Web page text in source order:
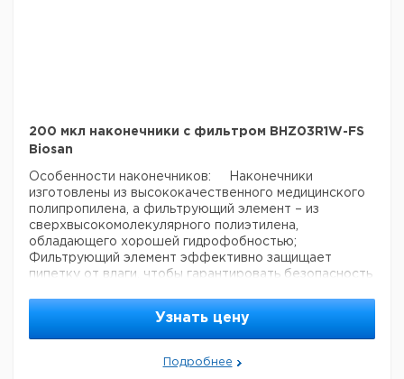
200 мкл наконечники с фильтром BHZ03R1W-FS
Biosan
Особенности наконечников: Наконечники
изготовлены из высококачественного медицинского
полипропилена, а фильтрующий элемент – из
сверхвысокомолекулярного полиэтилена,
обладающего хорошей гидрофобностью;
Фильтрующий элемент эффективно защищает
пипетку от влаги, чтобы гарантировать безопасность
поверхности, не загрязняет образец;Имеет
Не содержит ДНКаз, РНКаз и
пирогенов;Подходит для обычных пипеток, таких
как Biosan (серия Assist) Eppendorf и Gilson;
Узнать цену
Подробнее